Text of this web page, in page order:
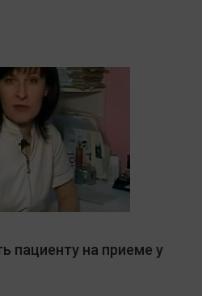
пациенту на приеме у